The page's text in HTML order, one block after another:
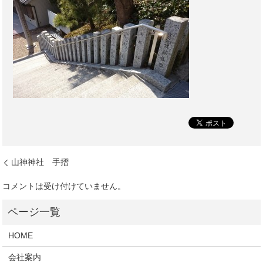
山神神社 手摺
コメントは受け付けていません。
HOME
会社案内